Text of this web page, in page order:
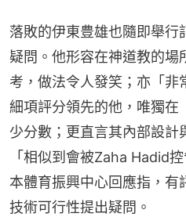
落敗的伊東豊雄也隨即舉行
疑問。他形容在神道教的場
考，做法令人發笑；亦「非
細項評分領先的他，唯獨在
少分數；更直言其內部設計
「相似到會被Zaha Hadid
本體育振興中心回應指，有
技術可行性提出疑問。